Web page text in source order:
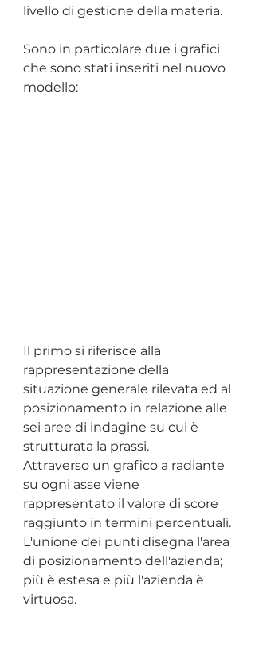
livello di gestione della materia.
Sono in particolare due i grafici
che sono stati inseriti nel nuovo
modello:
Il primo si riferisce alla
rappresentazione della
situazione generale rilevata ed al
posizionamento in relazione alle
sei aree di indagine su cui è
strutturata la prassi.
Attraverso un grafico a radiante
su ogni asse viene
rappresentato il valore di score
raggiunto in termini percentuali.
L'unione dei punti disegna l'area
di posizionamento dell'azienda;
più è estesa e più l'azienda è
virtuosa.